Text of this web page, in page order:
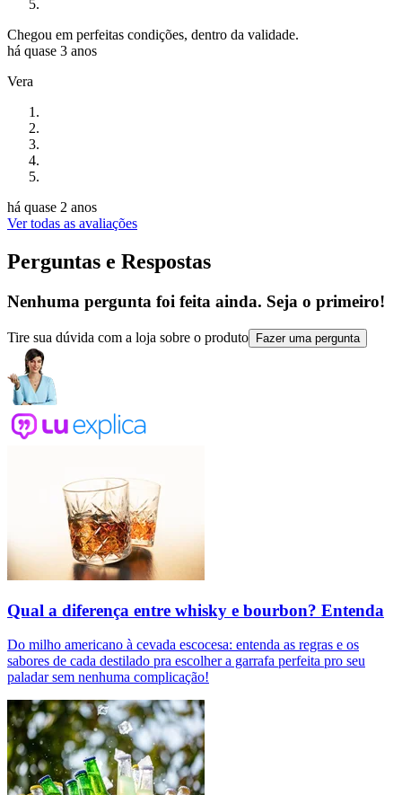
Chegou em perfeitas condições, dentro da validade.
há quase 3 anos
Vera
há quase 2 anos
Ver todas as avaliações
Perguntas e Respostas
Nenhuma pergunta foi feita ainda. Seja o primeiro!
Tire sua dúvida com a loja sobre o produto Fazer uma pergunta
Qual a diferença entre whisky e bourbon? Entenda
Do milho americano à cevada escocesa: entenda as regras e os
sabores de cada destilado pra escolher a garrafa perfeita pro seu
paladar sem nenhuma complicação!